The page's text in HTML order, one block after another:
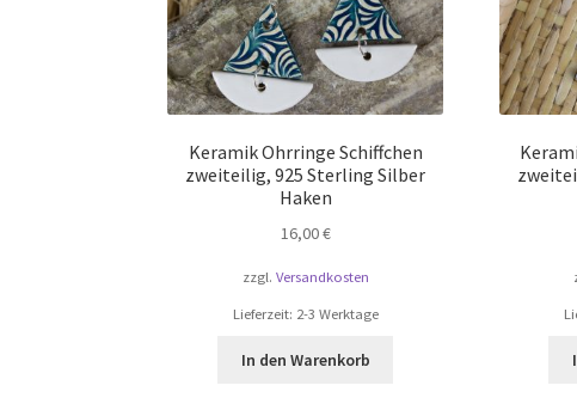
Keramik Ohrringe Schiffchen
zweiteilig, 925 Sterling Silber
Haken
16,00€
zzgl. Versandkosten
Lieferzeit: 2-3 Werktage
In den Warenkorb